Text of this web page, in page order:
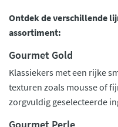
Ontdek de verschillende
assortiment:
Gourmet Gold
Klassiekers met een rijke
texturen zoals mousse of
zorgvuldig geselecteerde
Gourmet Perle